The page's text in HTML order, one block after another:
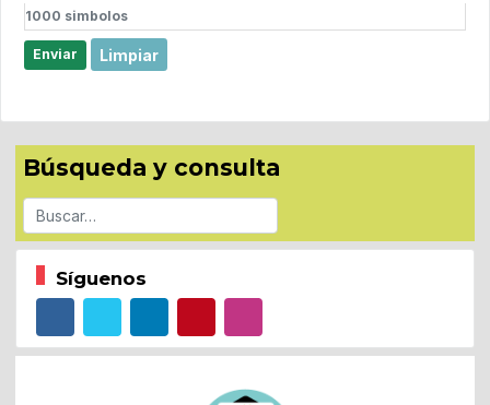
1000 simbolos
Enviar Limpiar
Búsqueda y consulta
Buscar
Síguenos